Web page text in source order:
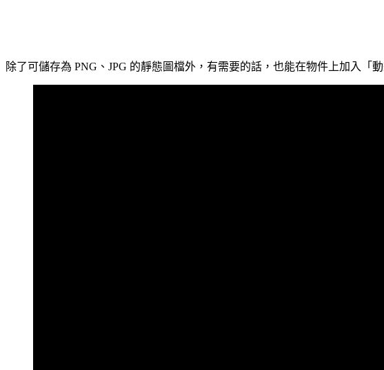
除了可儲存為 PNG、JPG 的靜態圖檔外，有需要的話，也能在物件上加入「